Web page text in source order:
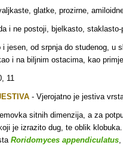
glatke, prozirne,
i ne postoji, bjelkasto,
i jesen, od srpnja do studenog, u
i na biljnim ostacima, kao
11
- Vjerojatno je jestiva
sitnih dimenzija, a za
je izrazito dug, te oblik
Roridomyces appendiculatus